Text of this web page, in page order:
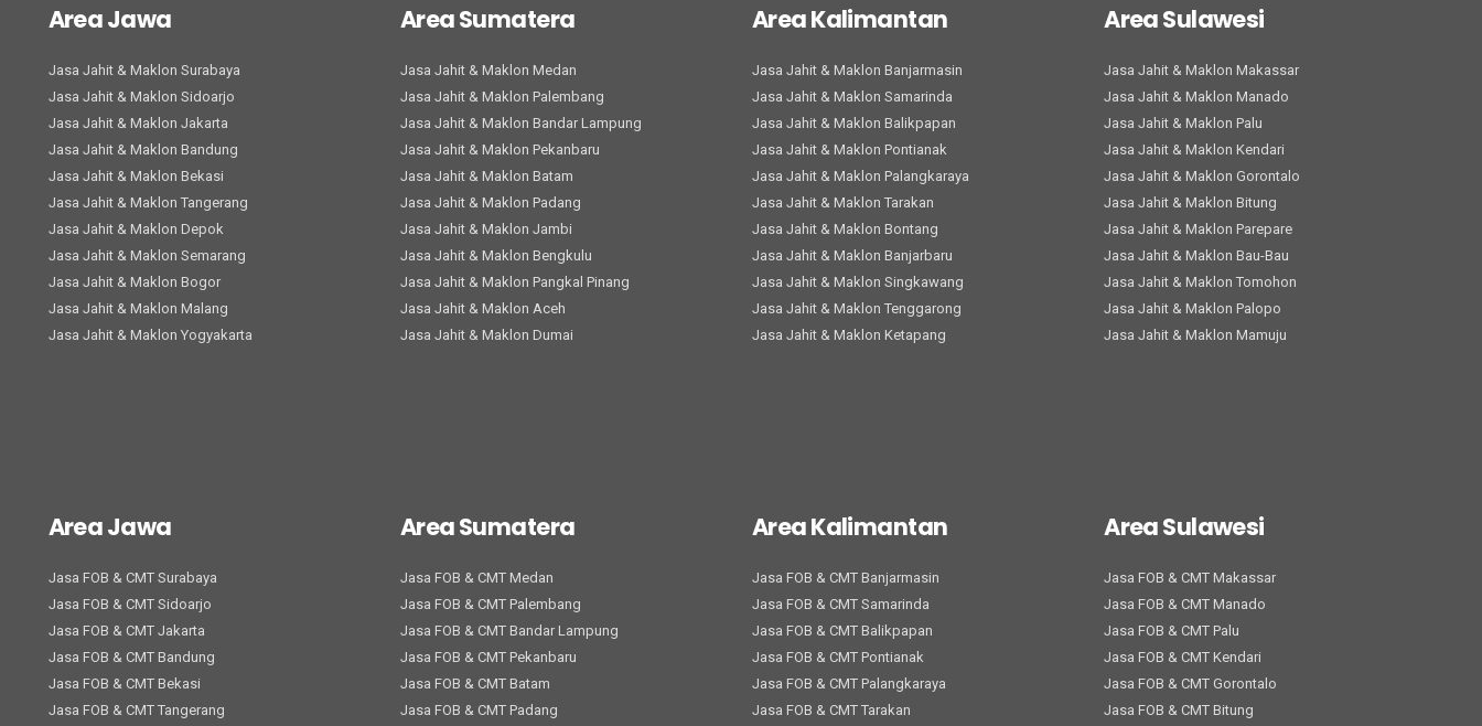
Area Jawa
Jasa Jahit & Maklon Surabaya
Jasa Jahit & Maklon Sidoarjo
Jasa Jahit & Maklon Jakarta
Jasa Jahit & Maklon Bandung
Jasa Jahit & Maklon Bekasi
Jasa Jahit & Maklon Tangerang
Jasa Jahit & Maklon Depok
Jasa Jahit & Maklon Semarang
Jasa Jahit & Maklon Bogor
Jasa Jahit & Maklon Malang
Jasa Jahit & Maklon Yogyakarta
Area Sumatera
Jasa Jahit & Maklon Medan
Jasa Jahit & Maklon Palembang
Jasa Jahit & Maklon Bandar Lampung
Jasa Jahit & Maklon Pekanbaru
Jasa Jahit & Maklon Batam
Jasa Jahit & Maklon Padang
Jasa Jahit & Maklon Jambi
Jasa Jahit & Maklon Bengkulu
Jasa Jahit & Maklon Pangkal Pinang
Jasa Jahit & Maklon Aceh
Jasa Jahit & Maklon Dumai
Area Kalimantan
Jasa Jahit & Maklon Banjarmasin
Jasa Jahit & Maklon Samarinda
Jasa Jahit & Maklon Balikpapan
Jasa Jahit & Maklon Pontianak
Jasa Jahit & Maklon Palangkaraya
Jasa Jahit & Maklon Tarakan
Jasa Jahit & Maklon Bontang
Jasa Jahit & Maklon Banjarbaru
Jasa Jahit & Maklon Singkawang
Jasa Jahit & Maklon Tenggarong
Jasa Jahit & Maklon Ketapang
Area Sulawesi
Jasa Jahit & Maklon Makassar
Jasa Jahit & Maklon Manado
Jasa Jahit & Maklon Palu
Jasa Jahit & Maklon Kendari
Jasa Jahit & Maklon Gorontalo
Jasa Jahit & Maklon Bitung
Jasa Jahit & Maklon Parepare
Jasa Jahit & Maklon Bau-Bau
Jasa Jahit & Maklon Tomohon
Jasa Jahit & Maklon Palopo
Jasa Jahit & Maklon Mamuju
Area Jawa
Jasa FOB & CMT Surabaya
Jasa FOB & CMT Sidoarjo
Jasa FOB & CMT Jakarta
Jasa FOB & CMT Bandung
Jasa FOB & CMT Bekasi
Jasa FOB & CMT Tangerang
Area Sumatera
Jasa FOB & CMT Medan
Jasa FOB & CMT Palembang
Jasa FOB & CMT Bandar Lampung
Jasa FOB & CMT Pekanbaru
Jasa FOB & CMT Batam
Jasa FOB & CMT Padang
Area Kalimantan
Jasa FOB & CMT Banjarmasin
Jasa FOB & CMT Samarinda
Jasa FOB & CMT Balikpapan
Jasa FOB & CMT Pontianak
Jasa FOB & CMT Palangkaraya
Jasa FOB & CMT Tarakan
Area Sulawesi
Jasa FOB & CMT Makassar
Jasa FOB & CMT Manado
Jasa FOB & CMT Palu
Jasa FOB & CMT Kendari
Jasa FOB & CMT Gorontalo
Jasa FOB & CMT Bitung